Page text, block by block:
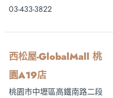
03-433-3822
西松屋-GlobalMall 桃
園A19店
桃園市中壢區高鐵南路二段